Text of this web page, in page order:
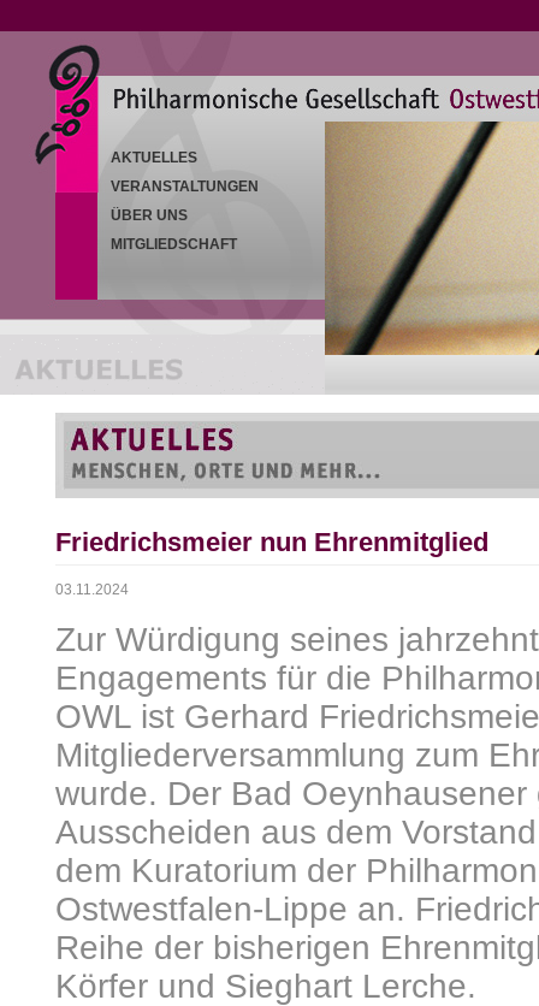
AKTUELLES
VERANSTALTUNGEN
ÜBER UNS
MITGLIEDSCHAFT
Friedrichsmeier nun Ehrenmitglied
03.11.2024
Zur Würdigung seines
Engagements für die
OWL ist Gerhard
Mitgliederversammlung zum
wurde. Der Bad
Ausscheiden aus dem
dem Kuratorium der
Ostwestfalen-Lippe an.
Reihe der bisherigen
Körfer und Sieghart Lerche.